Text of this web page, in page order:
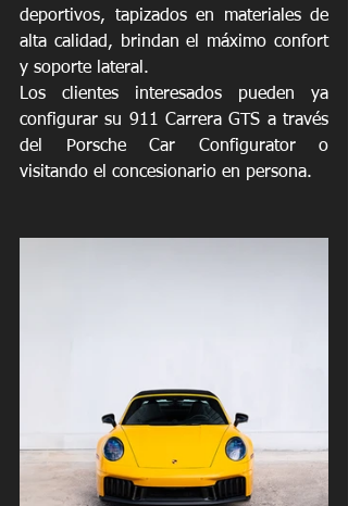
deportivos, tapizados en materiales de
alta calidad, brindan el máximo confort
y soporte lateral.
Los clientes interesados pueden ya
configurar su 911 Carrera GTS a través
del Porsche Car Configurator o
visitando el concesionario en persona.